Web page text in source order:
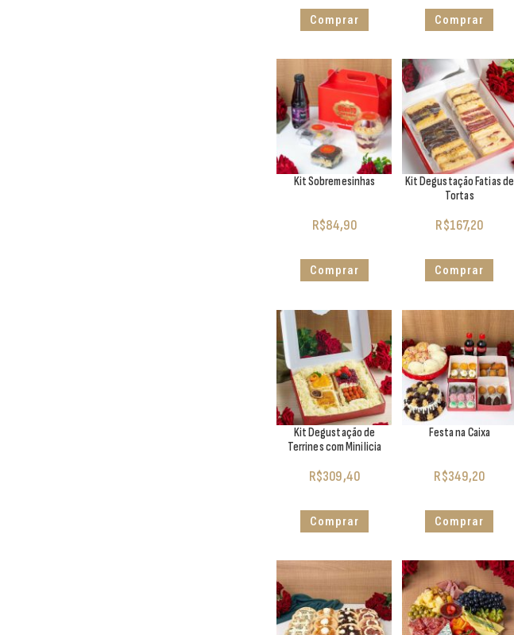
Comprar Comprar
Kit Sobremesinhas
R$84,90
Comprar
Kit Degustação Fatias de
Tortas
R$167,20
Comprar
Kit Degustação de
Terrines com Minilicia
R$309,40
Comprar
Festa na Caixa
R$349,20
Comprar